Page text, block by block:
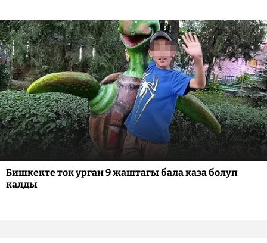
Бишкекте ток урган 9 жаштагы бала каза болуп
калды